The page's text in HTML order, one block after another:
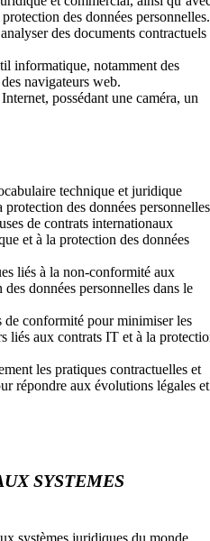
des données personnelles.
des documents contractuels
informatique, notamment des
navigateurs web.
possédant une caméra, un
technique et juridique
des données personnelles
de contrats internationaux
et à la protection des données
liés à la non-conformité aux
données personnelles dans le
de conformité pour minimiser les
liés aux contrats IT et à la
les pratiques contractuelles et
répondre aux évolutions légales et
SYSTEMES
systèmes juridiques du monde